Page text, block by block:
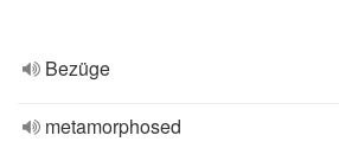
Bezüge
metamorphosed